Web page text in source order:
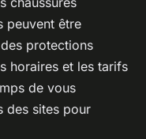
peuvent être
protections
horaires et les tarifs
de vous
des sites pour